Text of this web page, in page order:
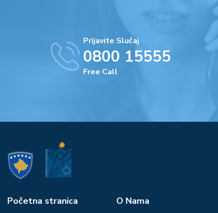
Prijavite Slučaj
0800 15555
Free Call
Početna stranica О Nama